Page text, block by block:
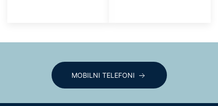
MOBILNI TELEFONI